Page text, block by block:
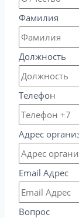
Фамилия
Должность
Телефон
Адрес
Email Адрес
Вопрос